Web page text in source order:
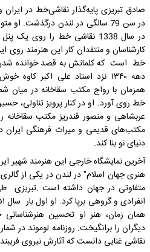
صادق تبریزی پایه‌گذار نقاشی‌خط در ایران
در سال 1338 نقاشی خط را روی
کارشناسان و منتقدان کار این هنرمند
خط است که کلماتش به قصد خوانده
دهه ۱۳۴۰ نزد استاد علی اکبر
همزمان با رواج مکتب سقاخانه در میان
خط روی آورد. او در کنار پرویز تناولی،
عربشاهی و منصور قندریز مکتب
مکتب‌های قدیمی و میراث فرهنگی
دنیای نو بنا کند.
هنری جهان اسلام" در لندن در یکی از
همان زمان، هنر او تحسین هنرشناسانی
نقاشی غنایی دانست که آثارش نیروی